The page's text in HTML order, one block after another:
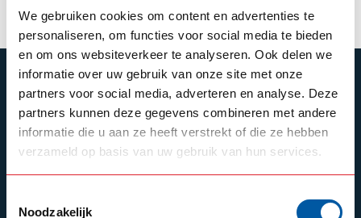
We gebruiken cookies om content en advertenties te
personaliseren, om functies voor social media te bieden
en om ons websiteverkeer te analyseren. Ook delen we
informatie over uw gebruik van onze site met onze
partners voor social media, adverteren en analyse. Deze
partners kunnen deze gegevens combineren met andere
informatie die u aan ze heeft verstrekt of die ze hebben
verzameld op basis van uw gebruik van hun services.
Noodzakelijk
ABONNEER JE OP ONZE NIEUWSBRIEF
Blijf op de hoogte over onze laatste acties